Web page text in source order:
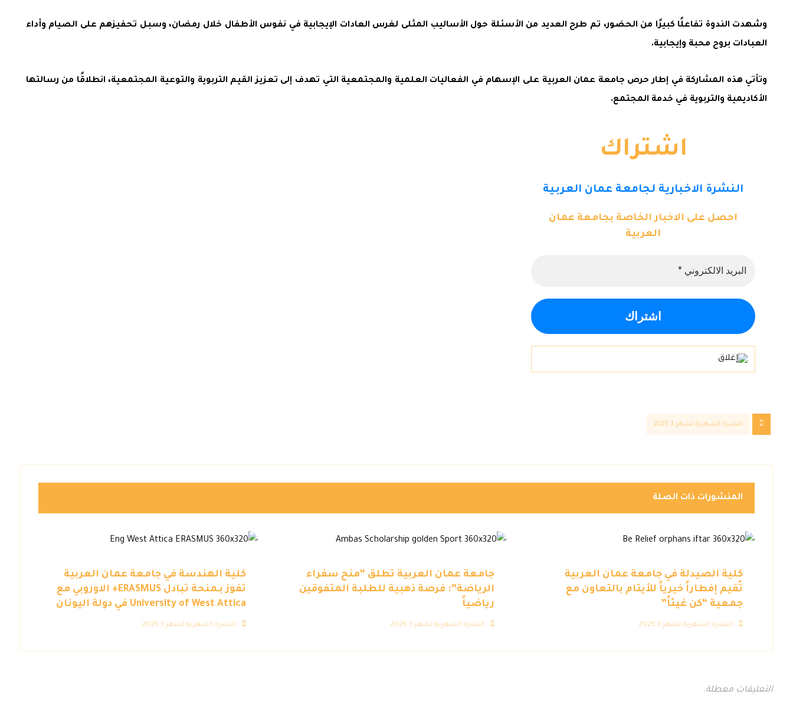
وشهدت الندوة تفاعلًا كبيرًا من الحضور، تم طرح العديد من الأسئلة حول الأساليب المثلى لغرس العادات الإيجابية في نفوس الأطفال خلال رمضان، وسبل تحفيزهم على الصيام وأداء
العبادات بروح محبة وإيجابية.
وتأتي هذه المشاركة في إطار حرص جامعة عمان العربية على الإسهام في الفعاليات العلمية والمجتمعية التي تهدف إلى تعزيز القيم التربوية والتوعية المجتمعية، انطلاقًا من رسالتها
الأكاديمية والتربوية في خدمة المجتمع.
اشتراك
النشرة الاخبارية لجامعة عمان العربية
احصل على الاخبار الخاصة بجامعة عمان
العربية
النشرة الشهرية لشهر 3 2025
المنشورات ذات الصلة
كلية الصيدلة في جامعة عمان العربية
تُقيم إفطاراً خيرياً للأيتام بالتعاون مع
جمعية “كن غيثاً”
النشرة الشهرية لشهر 3 2025
جامعة عمان العربية تطلق “منح سفراء
الرياضة”: فرصة ذهبية للطلبة المتفوقين
رياضياً
النشرة الشهرية لشهر 3 2025
كلية الهندسة في جامعة عمان العربية
تفوز بـمنحة تبادل ERASMUS+ الاوروبي مع
University of West Attica في دولة اليونان
النشرة الشهرية لشهر 3 2025
التعليقات معطلة.